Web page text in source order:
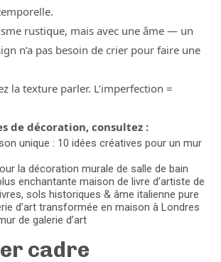
rustique, mais avec une âme — un
n’a pas besoin de crier pour faire une
la texture parler. L’imperfection =
de décoration, consultez :
unique : 10 idées créatives pour un mur
la décoration murale de salle de bain
enchantante maison de livre d’artiste de
sols historiques & âme italienne pure
d’art transformée en maison à Londres
de galerie d’art
cadre